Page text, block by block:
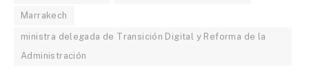
Marrakech
ministra delegada de Transición Digital y Reforma de la
Administración